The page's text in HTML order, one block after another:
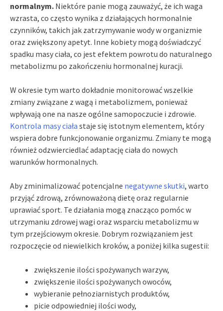
normalnym. Niektóre panie mogą zauważyć, że ich waga
wzrasta, co często wynika z działających hormonalnie
czynników, takich jak zatrzymywanie wody w organizmie
oraz zwiększony apetyt. Inne kobiety mogą doświadczyć
spadku masy ciała, co jest efektem powrotu do naturalnego
metabolizmu po zakończeniu hormonalnej kuracji.
W okresie tym warto dokładnie monitorować wszelkie
zmiany związane z wagą i metabolizmem, ponieważ
wpływają one na nasze ogólne samopoczucie i zdrowie.
Kontrola masy ciała staje się istotnym elementem, który
wspiera dobre funkcjonowanie organizmu. Zmiany te mogą
również odzwierciedlać adaptację ciała do nowych
warunków hormonalnych.
Aby zminimalizować potencjalne negatywne skutki, warto
przyjąć zdrową, zrównoważoną dietę oraz regularnie
uprawiać sport. Te działania mogą znacząco pomóc w
utrzymaniu zdrowej wagi oraz wsparciu metabolizmu w
tym przejściowym okresie. Dobrym rozwiązaniem jest
rozpoczęcie od niewielkich kroków, a poniżej kilka sugestii:
zwiększenie ilości spożywanych warzyw,
zwiększenie ilości spożywanych owoców,
wybieranie pełnoziarnistych produktów,
picie odpowiedniej ilości wody,